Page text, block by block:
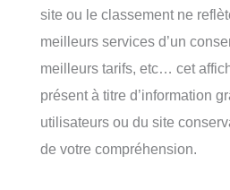
site ou le classement ne
meilleurs services d’un
meilleurs tarifs, etc… cet
présent à titre d’information
utilisateurs ou du site
de votre compréhension.